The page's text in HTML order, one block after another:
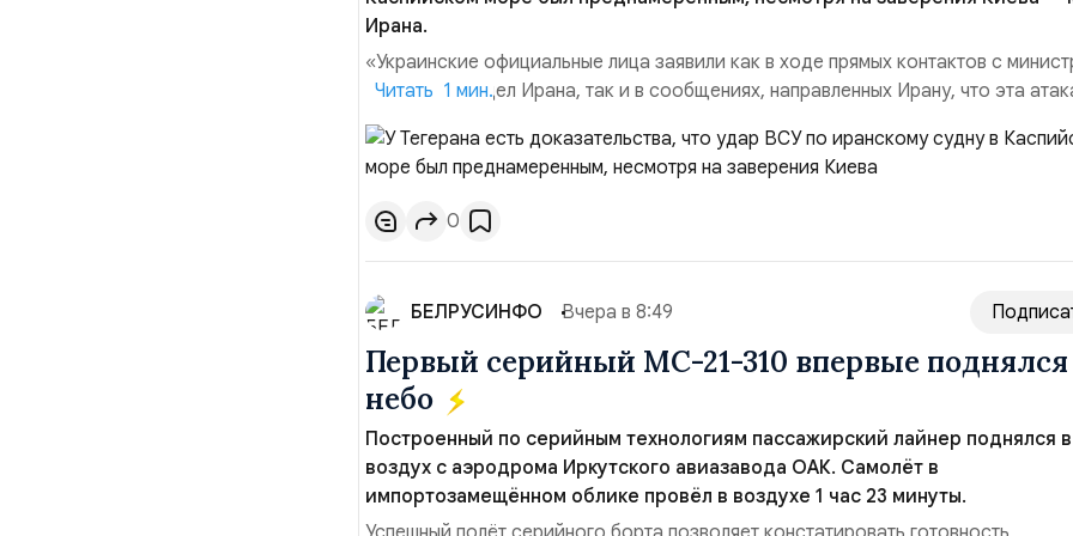
Ирана.
«Украинские официальные лица заявили как в ходе прямых контактов с
иностранных дел Ирана, так и в сообщениях, направленных Ирану, что эта
была преднамеренной», — заявил официальный представитель МИД Ирана
Багаи на пресс-конференции в Тегеране 3 августа.Иранская сторона ожидает
Украины практических шагов, которые подтвер...
Читать 1 мин.
0
БЕЛРУСИНФО Вчера в 8:49
Первый серийный МС-21-310 впервые поднялся
небо
Построенный по серийным технологиям пассажирский лайнер поднялся в
воздух с аэродрома Иркутского авиазавода ОАК. Самолёт в
импортозамещённом облике провёл в воздухе 1 час 23 минуты.